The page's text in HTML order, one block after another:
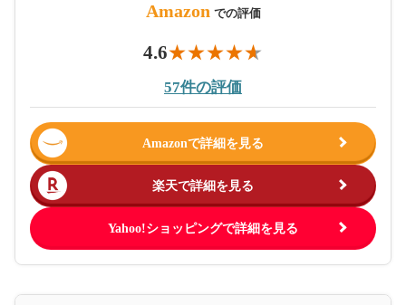
Amazon での評価
4.6
57件の評価
Amazonで詳細を見る
楽天で詳細を見る
Yahoo!ショッピングで詳細を見る